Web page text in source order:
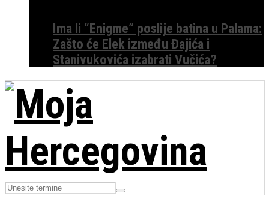
Ima li “Enigme” poslije batina u Palama:
Zašto će Elek između Đajića i
Stanivukovića izabrati Vučića?